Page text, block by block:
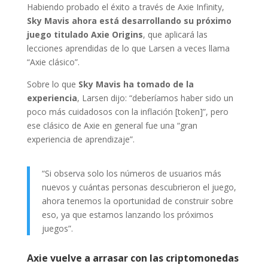
Habiendo probado el éxito a través de Axie Infinity,
Sky Mavis ahora está desarrollando su próximo
juego titulado Axie Origins, que aplicará las
lecciones aprendidas de lo que Larsen a veces llama
“Axie clásico”.
Sobre lo que Sky Mavis ha tomado de la
experiencia, Larsen dijo: “deberíamos haber sido un
poco más cuidadosos con la inflación [token]”, pero
ese clásico de Axie en general fue una “gran
experiencia de aprendizaje”.
“Si observa solo los números de usuarios más
nuevos y cuántas personas descubrieron el juego,
ahora tenemos la oportunidad de construir sobre
eso, ya que estamos lanzando los próximos
juegos”.
Axie vuelve a arrasar con las criptomonedas